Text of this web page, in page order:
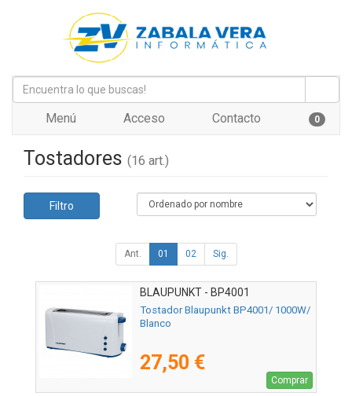
Menú Acceso Contacto 0
Tostadores (16 art.)
Filtro
Ant. 01 02 Sig.
BLAUPUNKT - BP4001
Tostador Blaupunkt BP4001/ 1000W/
Blanco
27,50 €
Comprar